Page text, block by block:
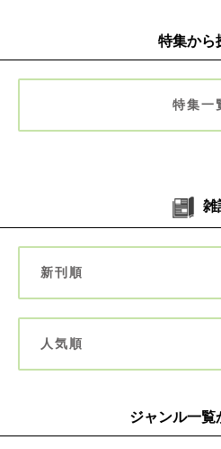
特集から
特集一
雑
新刊順
人気順
ジャンル一覧